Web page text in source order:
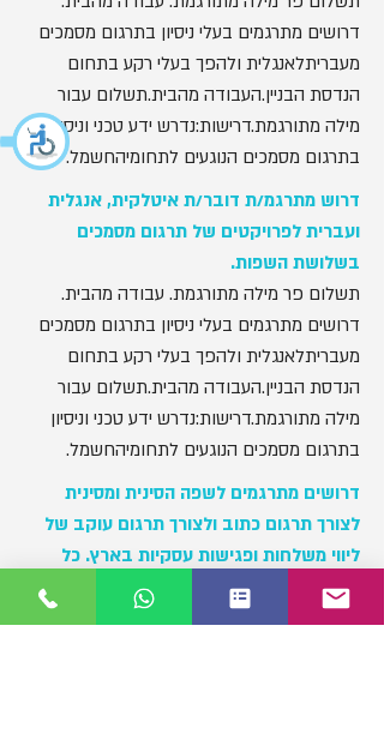
דרושים מתרגמים בעלי ניסיון בתרגום מסמכים
מעבריתלאנגלית ולהפך בעלי רקע בתחום
הנדסת הבניין.העבודה מהבית.תשלום עבור
מילה מתורגמת.דרישות:נדרש ידע טכני וניסיון
בתרגום מסמכים הנוגעים לתחומיהחשמל.
דרוש מתרגמ/ת דובר/ת איטלקית, אנגלית
ועברית לפרויקטים של תרגום מסמכים
בשלושת השפות.
תשלום פר מילה מתורגמת. עבודה מהבית.
דרושים מתרגמים בעלי ניסיון בתרגום מסמכים
מעבריתלאנגלית ולהפך בעלי רקע בתחום
הנדסת הבניין.העבודה מהבית.תשלום עבור
מילה מתורגמת.דרישות:נדרש ידע טכני וניסיון
בתרגום מסמכים הנוגעים לתחומיהחשמל.
דרושים מתרגמים לשפה הסינית ומסינית
לצורך תרגום כתוב ולצורך תרגום עוקב של
ליווי משלחות ופגישות עסקיות בארץ. כל
שפה נוספת - יתרון